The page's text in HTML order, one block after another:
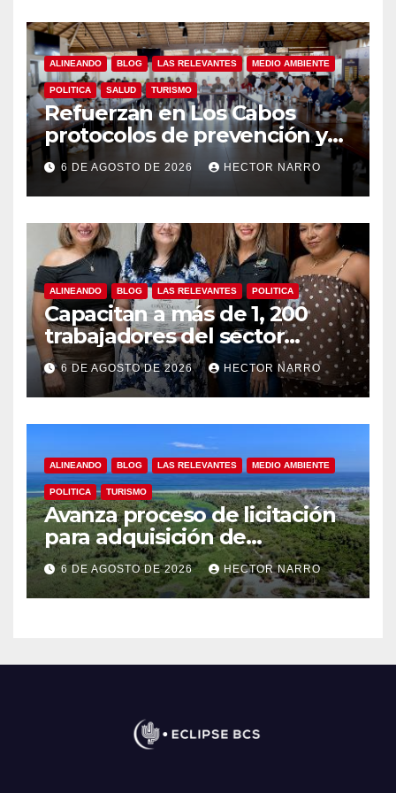
ALINEANDO BLOG LAS RELEVANTES MEDIO AMBIENTE
POLITICA SALUD TURISMO
Refuerzan en Los Cabos
protocolos de prevención y
rescate en playas ante oleaje
y temporada de ciclones
6 DE AGOSTO DE 2026 HECTOR NARRO
ALINEANDO BLOG LAS RELEVANTES POLITICA
Capacitan a más de 1, 200
trabajadores del sector
hotelero en derechos
humanos y respeto laboral
en Los Cabos
6 DE AGOSTO DE 2026 HECTOR NARRO
ALINEANDO BLOG LAS RELEVANTES MEDIO AMBIENTE
POLITICA TURISMO
Avanza proceso de licitación
para adquisición de
maquinaria del Plan de
Regeneración del Estero
Josefino
6 DE AGOSTO DE 2026 HECTOR NARRO